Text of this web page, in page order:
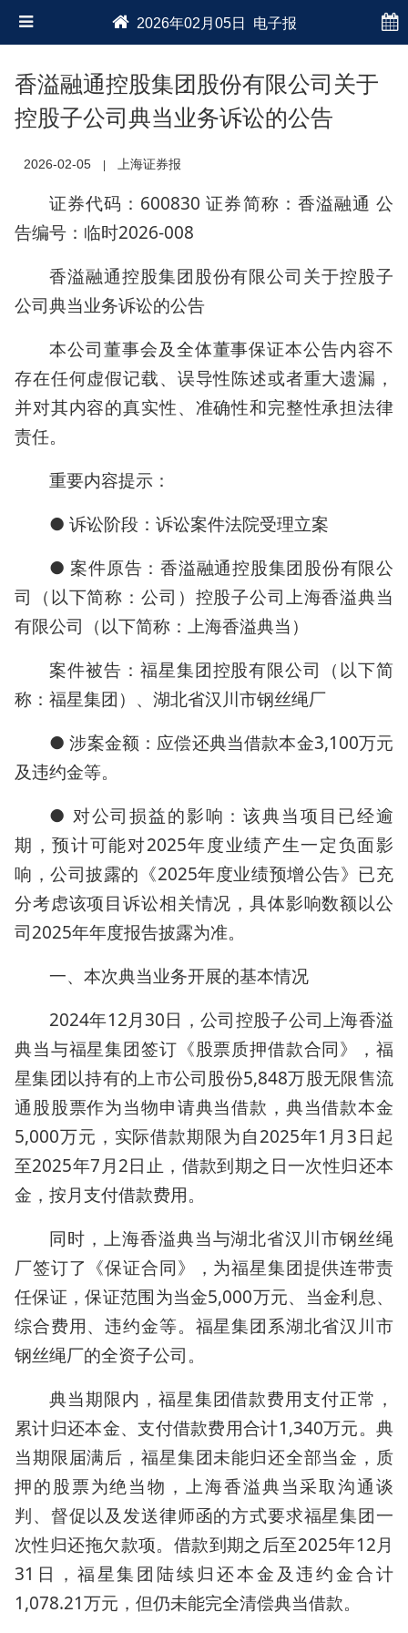
2026年02月05日 电子报
香溢融通控股集团股份有限公司关于
控股子公司典当业务诉讼的公告
2026-02-05 上海证券报
证券代码：600830 证券简称：香溢融通 公
告编号：临时2026-008
香溢融通控股集团股份有限公司关于控股子
公司典当业务诉讼的公告
本公司董事会及全体董事保证本公告内容不
存在任何虚假记载、误导性陈述或者重大遗漏，
并对其内容的真实性、准确性和完整性承担法律
责任。
重要内容提示：
● 诉讼阶段：诉讼案件法院受理立案
● 案件原告：香溢融通控股集团股份有限公
司（以下简称：公司）控股子公司上海香溢典当
有限公司（以下简称：上海香溢典当）
案件被告：福星集团控股有限公司（以下简
称：福星集团）、湖北省汉川市钢丝绳厂
● 涉案金额：应偿还典当借款本金3,100万元
及违约金等。
● 对公司损益的影响：该典当项目已经逾
期，预计可能对2025年度业绩产生一定负面影
响，公司披露的《2025年度业绩预增公告》已充
分考虑该项目诉讼相关情况，具体影响数额以公
司2025年年度报告披露为准。
一、本次典当业务开展的基本情况
2024年12月30日，公司控股子公司上海香溢
典当与福星集团签订《股票质押借款合同》，福
星集团以持有的上市公司股份5,848万股无限售流
通股股票作为当物申请典当借款，典当借款本金
5,000万元，实际借款期限为自2025年1月3日起
至2025年7月2日止，借款到期之日一次性归还本
金，按月支付借款费用。
同时，上海香溢典当与湖北省汉川市钢丝绳
厂签订了《保证合同》，为福星集团提供连带责
任保证，保证范围为当金5,000万元、当金利息、
综合费用、违约金等。福星集团系湖北省汉川市
钢丝绳厂的全资子公司。
典当期限内，福星集团借款费用支付正常，
累计归还本金、支付借款费用合计1,340万元。典
当期限届满后，福星集团未能归还全部当金，质
押的股票为绝当物，上海香溢典当采取沟通谈
判、督促以及发送律师函的方式要求福星集团一
次性归还拖欠款项。借款到期之后至2025年12月
31日，福星集团陆续归还本金及违约金合计
1,078.21万元，但仍未能完全清偿典当借款。